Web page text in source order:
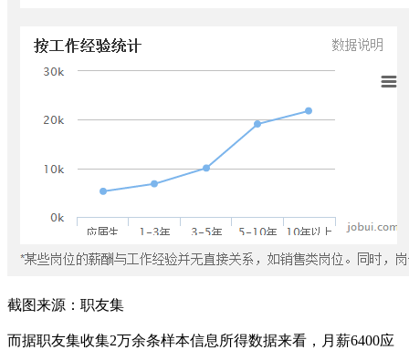
截图来源：职友集
而据职友集收集2万余条样本信息所得数据来看，月薪6400应